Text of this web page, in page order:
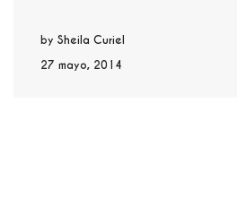
27 mayo, 2014
by Sheila Curiel